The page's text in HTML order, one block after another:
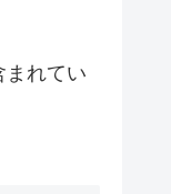
まれてい